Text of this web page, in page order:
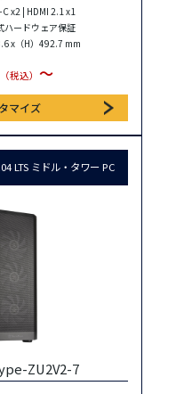
x2 | HDMI 2.1 x1
ハードウェア保証
x（H）492.7 mm
（税込） 〜
マイズ
LTS ミドル・タワー PC
ZU2V2-7